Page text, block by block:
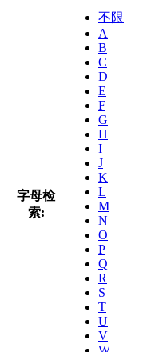
字母检
索:
不限
A
B
C
D
E
F
G
H
I
J
K
L
M
N
O
P
Q
R
S
T
U
V